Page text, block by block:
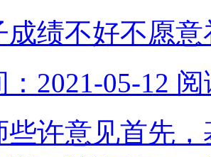
成绩不好不愿
2021-05-12 阅
些许意见首先